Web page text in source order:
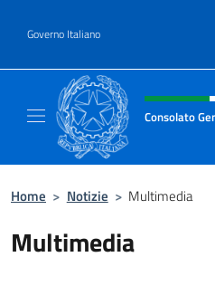
Governo Italiano
Intestazione sito,
Consolato
Home > Notizie > Multimedia
Multimedia